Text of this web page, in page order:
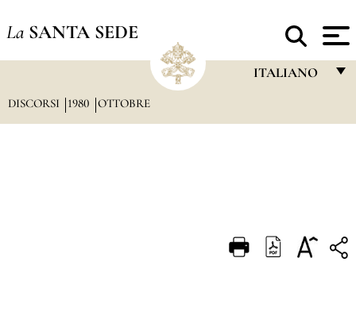
La SANTA SEDE
ITALIANO
DEUTSCH
DISCORSI 1980 OTTOBRE